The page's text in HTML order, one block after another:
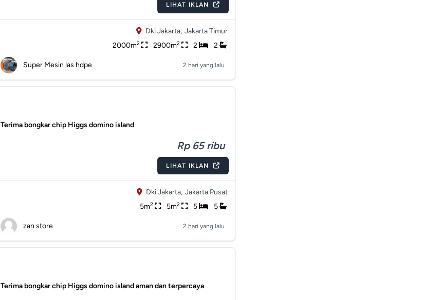
LIHAT IKLAN
Dki Jakarta, Jakarta Timur
2000m2 2900m2 2 2
Super Mesin las hdpe 2 hari yang lalu
Terima bongkar chip Higgs domino island
Rp 65 ribu
LIHAT IKLAN
Dki Jakarta, Jakarta Pusat
5m2 5m2 5 5
zan store 2 hari yang lalu
Terima bongkar chip Higgs domino island aman dan terpercaya